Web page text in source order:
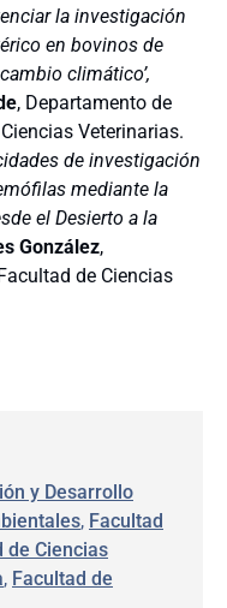
la investigación
en bovinos de
climático’,
, Departamento de
Veterinarias.
de investigación
mediante la
el Desierto a la
González,
de Ciencias
y Desarrollo
, Facultad
de Ciencias
, Facultad de